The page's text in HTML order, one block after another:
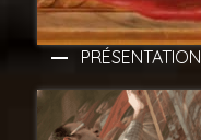
PRÉSENTATION